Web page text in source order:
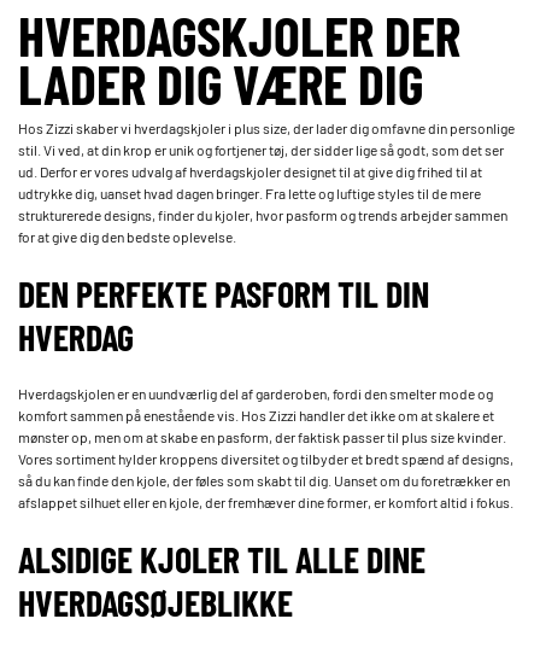
HVERDAGSKJOLER DER
LADER DIG VÆRE DIG
Hos Zizzi skaber vi hverdagskjoler i plus size, der lader dig omfavne din personlige
stil. Vi ved, at din krop er unik og fortjener tøj, der sidder lige så godt, som det ser
ud. Derfor er vores udvalg af hverdagskjoler designet til at give dig frihed til at
udtrykke dig, uanset hvad dagen bringer. Fra lette og luftige styles til de mere
strukturerede designs, finder du kjoler, hvor pasform og trends arbejder sammen
for at give dig den bedste oplevelse.
DEN PERFEKTE PASFORM TIL DIN
HVERDAG
Hverdagskjolen er en uundværlig del af garderoben, fordi den smelter mode og
komfort sammen på enestående vis. Hos Zizzi handler det ikke om at skalere et
mønster op, men om at skabe en pasform, der faktisk passer til plus size kvinder.
Vores sortiment hylder kroppens diversitet og tilbyder et bredt spænd af designs,
så du kan finde den kjole, der føles som skabt til dig. Uanset om du foretrækker en
afslappet silhuet eller en kjole, der fremhæver dine former, er komfort altid i fokus.
ALSIDIGE KJOLER TIL ALLE DINE
HVERDAGSØJEBLIKKE